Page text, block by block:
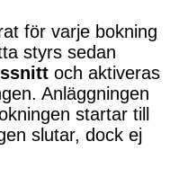
för varje bokning
styrs sedan
och aktiveras
Anläggningen
startar till
slutar, dock ej